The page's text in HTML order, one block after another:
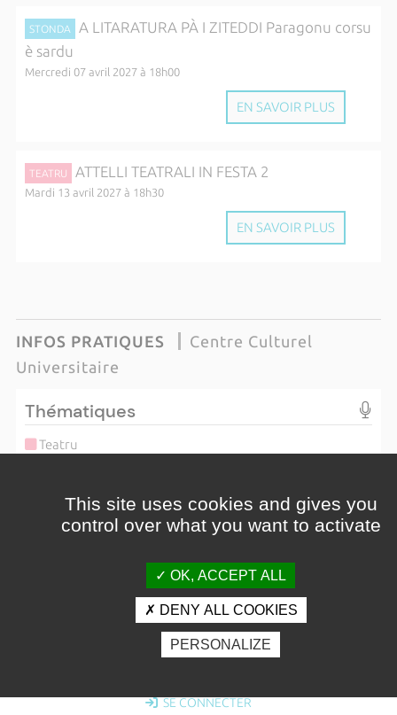
STONDA
A LITARATURA PÀ I ZITEDDI Paragonu corsu
è sardu
Mercredi 07 avril 2027 à 18h00
EN SAVOIR PLUS
TEATRU ATTELLI TEATRALI IN FESTA 2
Mardi 13 avril 2027 à 18h30
EN SAVOIR PLUS
INFOS PRATIQUES
Centre Culturel
Universitaire
Thématiques
Teatru
Stonda
Voce in campu
Tous ces rendez-vous se déroulent au Spaziu universitariu
SE CONNECTER
This site uses cookies and gives you
control over what you want to activate
OK, ACCEPT ALL
DENY ALL COOKIES
PERSONALIZE